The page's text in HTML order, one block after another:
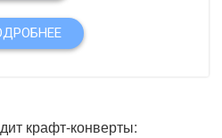
крафт-конверты: